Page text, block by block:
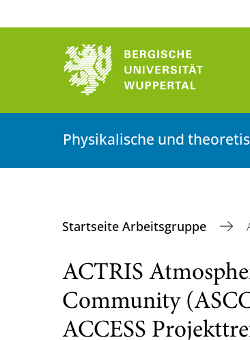
Physikalische und
Startseite Arbeitsgruppe
ACTRIS
Community
ACCESS